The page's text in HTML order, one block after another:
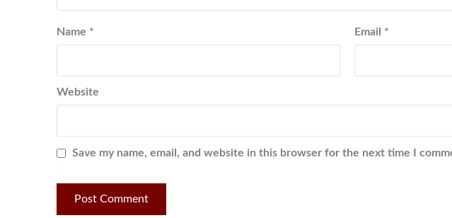
Name * Email *
Website
Save my name, email, and website in this browser for the next time I